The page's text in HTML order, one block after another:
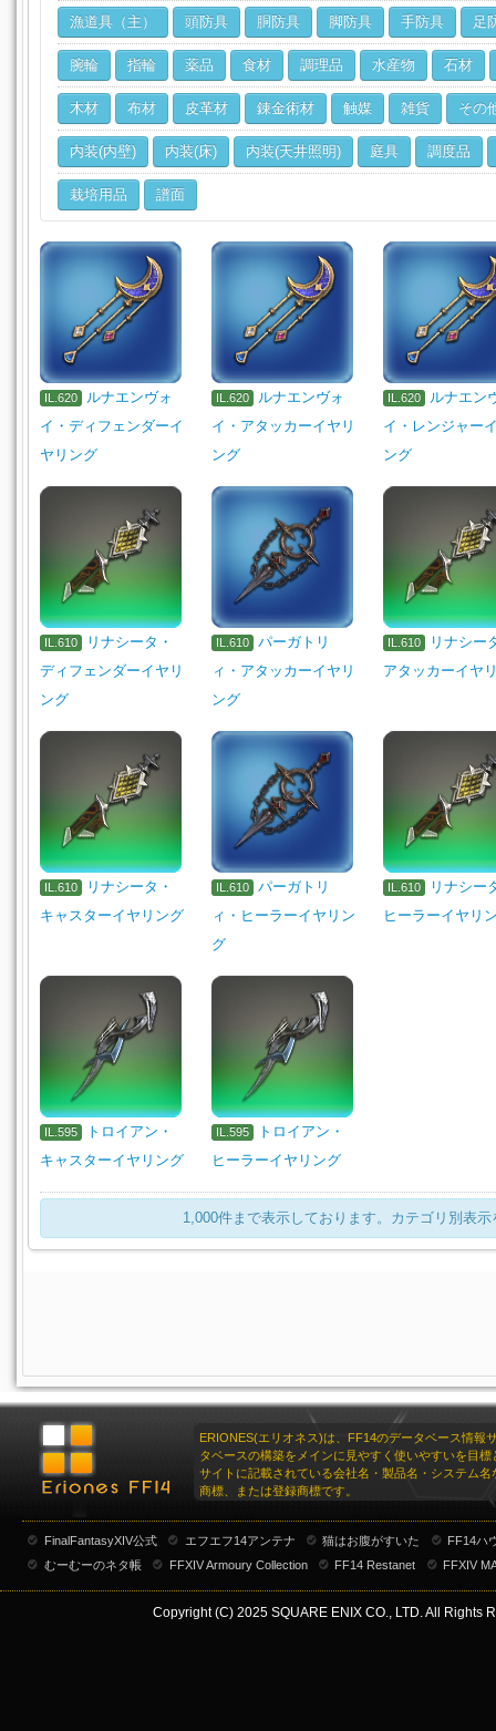
漁道具（主） 頭防具 胴防具 脚防具 手防具 足
腕輪 指輪 薬品 食材 調理品 水産物 石材
木材 布材 皮革材 錬金術材 触媒 雑貨 その
内装(内壁) 内装(床) 内装(天井照明) 庭具 調度品
栽培用品 譜面
IL.620
ルナエンヴォ
イ・ディフェンダーイ
ヤリング
IL.620
ルナエンヴォ
イ・アタッカーイヤリ
ング
IL.620
ルナエン
イ・レンジャー
ング
IL.610
リナシータ・
ディフェンダーイヤリ
ング
IL.610
パーガトリ
ィ・アタッカーイヤリ
ング
IL.610
リナシー
アタッカーイヤ
IL.610
リナシータ・
キャスターイヤリング
IL.610
パーガトリ
ィ・ヒーラーイヤリン
グ
IL.610
リナシー
ヒーラーイヤリ
IL.595
トロイアン・
キャスターイヤリング
IL.595
トロイアン・
ヒーラーイヤリング
1,000件まで表示しております。カテゴリ別表
ERIONES(エリオネス)は、FF14のデータベース情報
タベースの構築をメインに見やすく使いやすいを目標
サイトに記載されている会社名・製品名・システム名
商標、または登録商標です。
FinalFantasyXIV公式 エフエフ14アンテナ 猫はお腹がすいた
FF14ハ
むーむーのネタ帳
FFXIV Armoury Collection FF14 Restanet FFXIV
Copyright (C) 2025 SQUARE ENIX CO., LTD. All Rights